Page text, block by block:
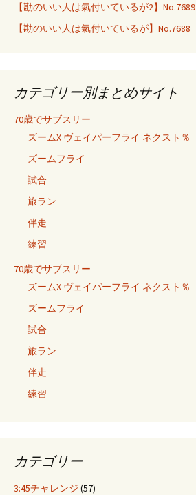
【勘のいい人は氣付いているが2】No.7689
【勘のいい人は氣付いているが】No.7688
カテゴリー別まとめサイト
70歳でサブスリー
ズームX ヴェイパーフライ ネクスト％
ズームフライ
試合
旅ラン
伴走
練習
70歳でサブスリー
ズームX ヴェイパーフライ ネクスト％
ズームフライ
試合
旅ラン
伴走
練習
カテゴリー
3:45チャレンジ (57)